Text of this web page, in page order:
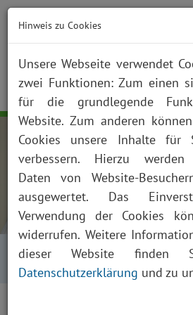
NOTFALL KONTAKT
Startseite Über uns
Presse und News
Hinweis zu Cookies
Unsere Webseite verwendet
zwei Funktionen: Zum einen
für die grundlegende
Website. Zum anderen
Cookies unsere Inhalte für
verbessern. Hierzu werden
Daten von Website-
ausgewertet. Das
Verwendung der Cookies
widerrufen. Weitere
dieser Website finden
Datenschutzerklärung und zu